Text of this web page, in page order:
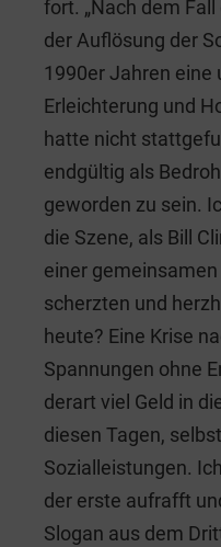
fort. „Nach dem
der Auflösung der
1990er Jahren eine
Erleichterung und
hatte nicht
endgültig als
geworden zu sein.
die Szene, als Bill
einer
scherzten und
heute? Eine Krise
Spannungen ohne
derart viel Geld in
diesen Tagen,
Sozialleistungen.
der erste aufrafft
Slogan aus dem